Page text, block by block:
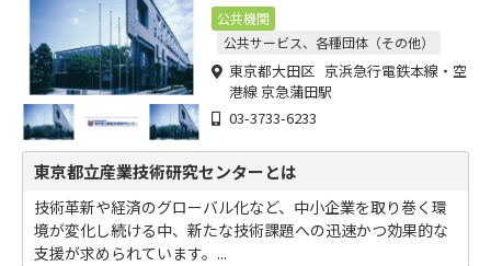
公共機関
公共サービス、各種団体（その他）
東京都大田区 京浜急行電鉄本線・空
港線 京急蒲田駅
03-3733-6233
東京都立産業技術研究センターとは
技術革新や経済のグローバル化など、中小企業を取り巻く環
境が変化し続ける中、新たな技術課題への迅速かつ効果的な
支援が求められています。...